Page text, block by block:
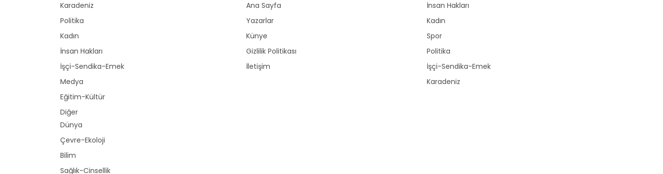
Karadeniz
Politika
Kadın
İnsan Hakları
İşçi-Sendika-Emek
Medya
Eğitim-Kültür
Diğer
Dünya
Çevre-Ekoloji
Bilim
Sağlık-Cinsellik
Ana Sayfa
Yazarlar
Künye
Gizlilik Politikası
İletişim
İnsan Hakları
Kadın
Spor
Politika
İşçi-Sendika-Emek
Karadeniz